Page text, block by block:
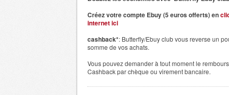
Créez votre compte Ebuy (5 euros offerts) en
internet ici
cashback*: Butterfly/Ebuy club vous reverse un
somme de vos achats.
Vous pouvez demander à tout moment le
Cashback par chèque ou virement bancaire.